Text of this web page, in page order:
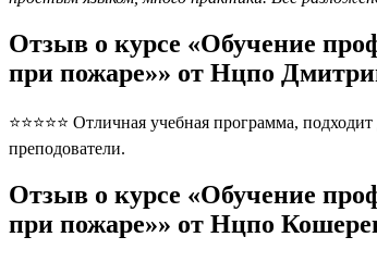
Отзыв о курсе «Обучение
при пожаре»» от Нцпо
⭐⭐⭐⭐⭐ Отличная учебная программа,
преподователи.
Отзыв о курсе «Обучение
при пожаре»» от Нцпо